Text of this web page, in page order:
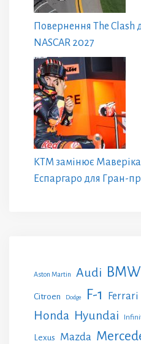
Повернення The Clash
NASCAR 2027
KTM замінює
Еспаргаро для Гран-
Aston Martin Audi BMW
Citroen Dodge F-1 Ferrari
Honda Hyundai
Lexus Mazda